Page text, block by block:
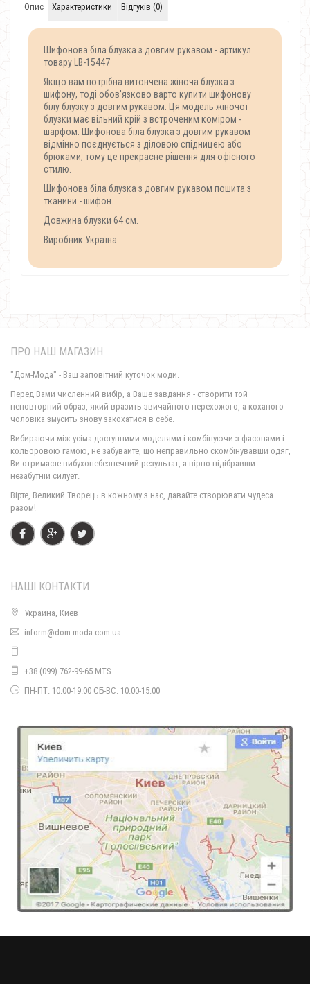
Опис Характеристики Відгуків (0)
Шифонова біла блузка з довгим рукавом - артикул
товару LB-15447
Якщо вам потрібна витончена жіноча блузка з
шифону, тоді обов'язково варто купити шифонову
білу блузку з довгим рукавом. Ця модель жіночої
блузки має вільний крій з встроченим коміром -
шарфом. Шифонова біла блузка з довгим рукавом
відмінно поєднується з діловою спідницею або
брюками, тому це прекрасне рішення для офісного
стилю.
Шифонова біла блузка з довгим рукавом пошита з
тканини - шифон.
Довжина блузки 64 см.
Виробник Україна.
ПРО НАШ МАГАЗИН
"Дом-Мода" - Ваш заповітний куточок моди.
Перед Вами численний вибір, а Ваше завдання - створити той
неповторний образ, який вразить звичайного перехожого, а коханого
чоловіка змусить знову закохатися в себе.
Вибираючи між усіма доступними моделями і комбінуючи з фасонами і
кольоровою гамою, не забувайте, що неправильно скомбінувавши одяг,
Ви отримаєте вибухонебезпечний результат, а вірно підібравши -
незабутній силует.
Вірте, Великий Творець в кожному з нас, давайте створювати чудеса
разом!
НАШІ КОНТАКТИ
Украина, Киев
inform@dom-moda.com.ua
+38 (099) 762-99-65 MTS
ПН-ПТ: 10:00-19:00 СБ-ВС: 10:00-15:00